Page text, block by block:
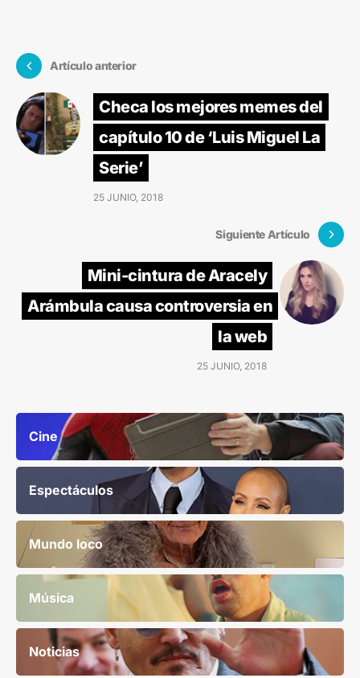
Artículo anterior
Checa los mejores memes del
capítulo 10 de ‘Luis Miguel La
Serie’
25 JUNIO, 2018
Siguiente Artículo
Mini-cintura de Aracely
Arámbula causa controversia en
la web
25 JUNIO, 2018
Cine
Espectáculos
Mundo loco
Música
Noticias